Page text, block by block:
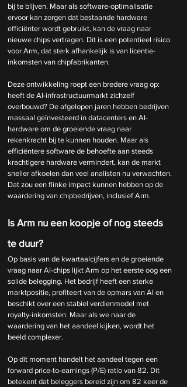
bij te blijven. Maar als software-optimalisatie
ervoor kan zorgen dat bestaande hardware
efficiënter wordt gebruikt, kan de vraag naar
nieuwe chips vertragen. Dit is een potentieel risico
voor Arm, dat sterk afhankelijk is van licentie-
inkomsten van chipfabrikanten.
Deze ontwikkeling roept een bredere vraag op:
heeft de AI-infrastructuurmarkt zichzelf
overbouwd? De afgelopen jaren hebben bedrijven
massaal geïnvesteerd in datacenters en AI-
hardware om de groeiende vraag naar
rekenkracht bij te kunnen houden. Maar als
efficiëntere software de behoefte aan steeds
krachtigere hardware vermindert, kan de markt
sneller afkoelen dan veel analisten nu verwachten.
Dat zou een flinke impact kunnen hebben op de
waardering van chipbedrijven, inclusief Arm.
Is Arm nu een koopje of nog steeds
te duur?
Op basis van de kwartaalcijfers en de groeiende
vraag naar AI-chips lijkt Arm op het eerste oog een
solide belegging. Het bedrijf heeft een sterke
marktpositie, profiteert van de opmars van AI en
beschikt over een stabiel verdienmodel met
royalty-inkomsten. Maar als we naar de
waardering van het aandeel kijken, wordt het
beeld complexer.
Op dit moment handelt het aandeel tegen een
forward price-to-earnings (P/E) ratio van 82. Dit
betekent dat beleggers bereid zijn om 82 keer de